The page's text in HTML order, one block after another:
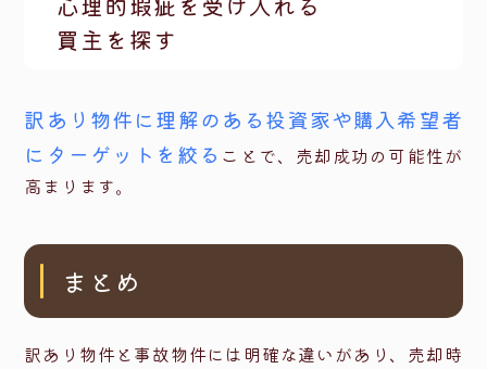
買主を探す
訳あり物件に理解のある投資家や購入希望者
にターゲットを絞る ことで、売却成功の可能性が
高まります。
まとめ
訳あり物件と事故物件には明確な違いがあり、売却時